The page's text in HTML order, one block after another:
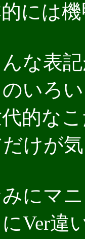
には機
な表記
いろ
的な
けが
にマニ
にVer